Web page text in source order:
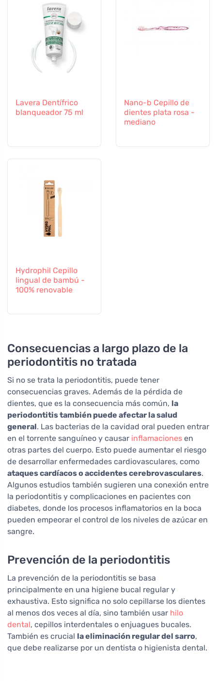
Lavera Dentífrico
blanqueador 75 ml
Nano-b Cepillo de
dientes plata rosa -
mediano
Hydrophil Cepillo
lingual de bambú -
100% renovable
Consecuencias a largo plazo de la
periodontitis no tratada
Si no se trata la periodontitis, puede tener
consecuencias graves. Además de la pérdida de
dientes, que es la consecuencia más común, la
periodontitis también puede afectar la salud
general. Las bacterias de la cavidad oral pueden entrar
en el torrente sanguíneo y causar inflamaciones en
otras partes del cuerpo. Esto puede aumentar el riesgo
de desarrollar enfermedades cardiovasculares, como
ataques cardíacos o accidentes cerebrovasculares.
Algunos estudios también sugieren una conexión entre
la periodontitis y complicaciones en pacientes con
diabetes, donde los procesos inflamatorios en la boca
pueden empeorar el control de los niveles de azúcar en
sangre.
Prevención de la periodontitis
La prevención de la periodontitis se basa
principalmente en una higiene bucal regular y
exhaustiva. Esto significa no solo cepillarse los dientes
al menos dos veces al día, sino también usar hilo
dental, cepillos interdentales o enjuagues bucales.
También es crucial la eliminación regular del sarro,
que debe realizarse por un dentista o higienista dental.